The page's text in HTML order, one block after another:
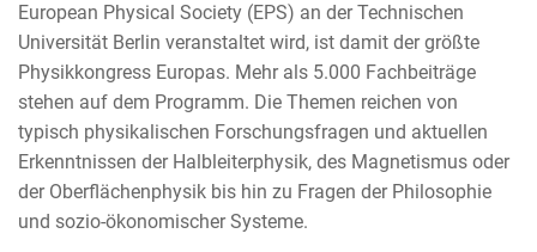
European Physical Society (EPS) an der Technischen
Universität Berlin veranstaltet wird, ist damit der größte
Physikkongress Europas. Mehr als 5.000 Fachbeiträge
stehen auf dem Programm. Die Themen reichen von
typisch physikalischen Forschungsfragen und aktuellen
Erkenntnissen der Halbleiterphysik, des Magnetismus oder
der Oberflächenphysik bis hin zu Fragen der Philosophie
und sozio-ökonomischer Systeme.